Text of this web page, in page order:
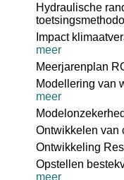
Hydraulische
Impact
meer
Meerjarenplan
Modellering van
meer
Ontwikkelen van
Ontwikkeling
Opstellen
meer